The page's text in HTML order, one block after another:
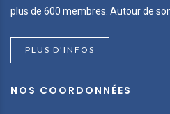
plus de 600 membres. Autour de
PLUS D'INFOS
NOS COORDONNÉES